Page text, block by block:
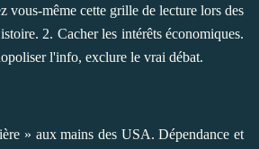
vous-même cette grille de lecture lors des
2. Cacher les intérêts économiques.
l'info, exclure le vrai débat.
» aux mains des USA. Dépendance et